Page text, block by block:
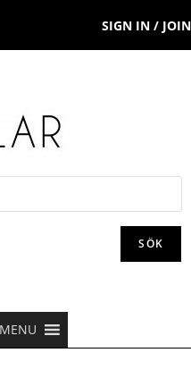
SIGN IN / JOIN
SÖK
MENU